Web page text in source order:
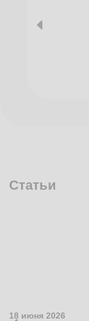
Статьи
18 июня 2026